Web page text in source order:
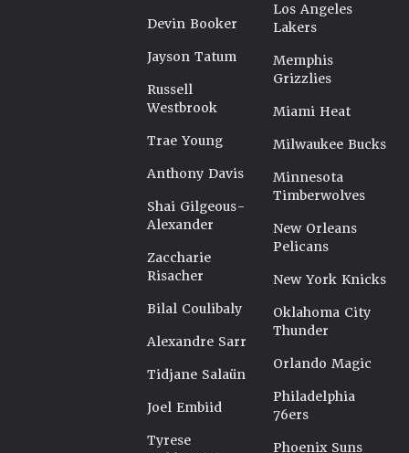
Devin Booker
Jayson Tatum
Russell
Westbrook
Trae Young
Anthony Davis
Shai Gilgeous-
Alexander
Zaccharie
Risacher
Bilal Coulibaly
Alexandre Sarr
Tidjane Salaün
Joel Embiid
Tyrese
Los Angeles
Lakers
Memphis
Grizzlies
Miami Heat
Milwaukee Bucks
Minnesota
Timberwolves
New Orleans
Pelicans
New York Knicks
Oklahoma City
Thunder
Orlando Magic
Philadelphia
76ers
Phoenix Suns